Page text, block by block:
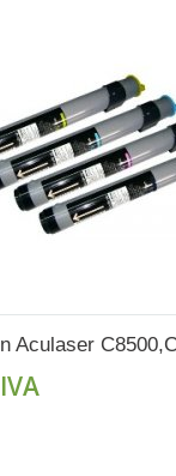
Aculaser